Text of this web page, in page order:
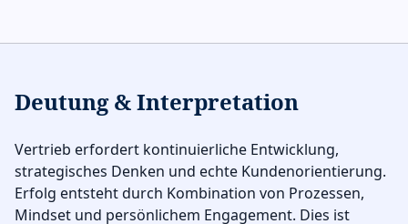
Deutung & Interpretation
Vertrieb erfordert kontinuierliche Entwicklung,
strategisches Denken und echte Kundenorientierung.
Erfolg entsteht durch Kombination von Prozessen,
Mindset und persönlichem Engagement. Dies ist